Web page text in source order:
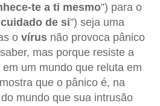
te a ti mesmo”) para o
cuidado de si”) seja uma
o vírus não provoca pânico
mas porque resiste a
um mundo que reluta em
que o pânico é, na
mundo que sua intrusão